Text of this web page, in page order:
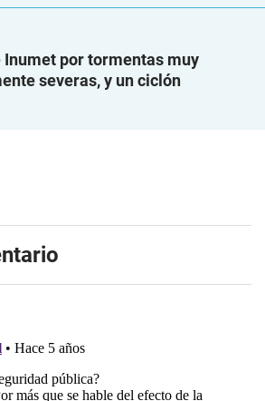
Inumet por tormentas muy
severas, y un ciclón